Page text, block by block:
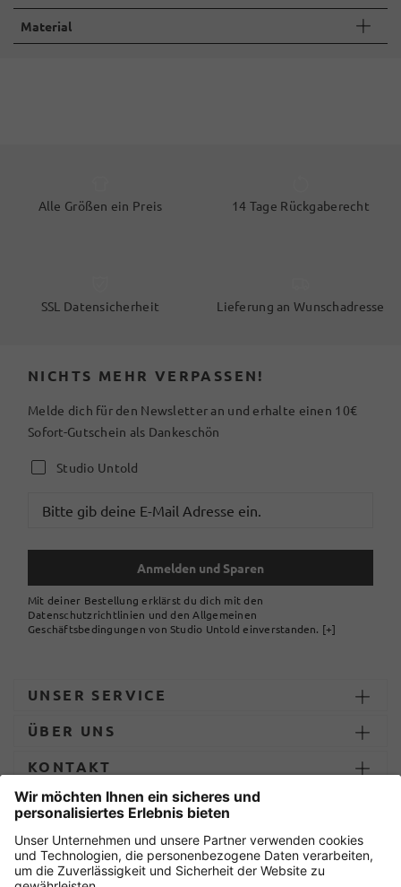
Material
Alle Größen ein Preis 14 Tage Rückgaberecht
SSL Datensicherheit Lieferung an Wunschadresse
NICHTS MEHR VERPASSEN!
Melde dich für den Newsletter an und erhalte einen 10€
Sofort-Gutschein als Dankeschön
Studio Untold
Anmelden und Sparen
Mit deiner Bestellung erklärst du dich mit den
Datenschutzrichtlinien und den Allgemeinen
Geschäftsbedingungen von Studio Untold einverstanden. [+]
UNSER SERVICE
ÜBER UNS
KONTAKT
ZAHLUNG UND LIEFERUNG
Sicher einkaufen mit